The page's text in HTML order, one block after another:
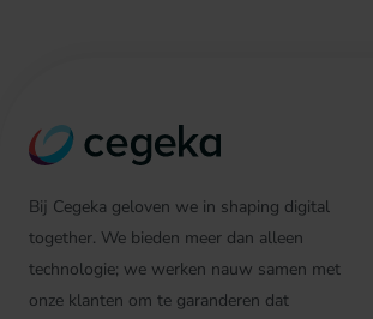
Bij Cegeka geloven we in shaping digital
together. We bieden meer dan alleen
technologie; we werken nauw samen met
onze klanten om te garanderen dat